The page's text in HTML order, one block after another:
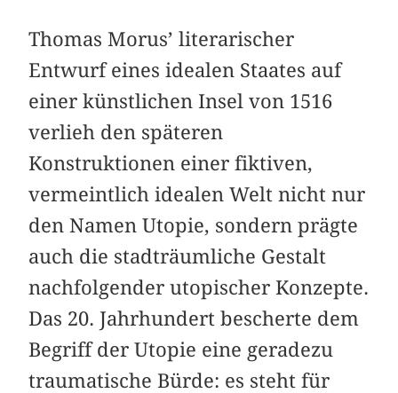
Thomas Morus’ literarischer
Entwurf eines idealen Staates auf
einer künstlichen Insel von 1516
verlieh den späteren
Konstruktionen einer fiktiven,
vermeintlich idealen Welt nicht nur
den Namen Utopie, sondern prägte
auch die stadträumliche Gestalt
nachfolgender utopischer Konzepte.
Das 20. Jahrhundert bescherte dem
Begriff der Utopie eine geradezu
traumatische Bürde: es steht für